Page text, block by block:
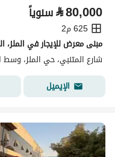
⃁80,000 سنوياً
625 م2
مبنى معرض للإيجار في الملز،
شارع المتنبي، حي الملز، وسط
الإيميل